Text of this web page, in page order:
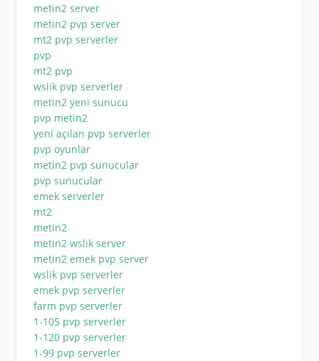
metin2 server
metin2 pvp server
mt2 pvp serverler
pvp
mt2 pvp
wslik pvp serverler
metin2 yeni sunucu
pvp metin2
yeni açılan pvp serverler
pvp oyunlar
metin2 pvp sunucular
pvp sunucular
emek serverler
mt2
metin2
metin2 wslik server
metin2 emek pvp server
wslik pvp serverler
emek pvp serverler
farm pvp serverler
1-105 pvp serverler
1-120 pvp serverler
1-99 pvp serverler